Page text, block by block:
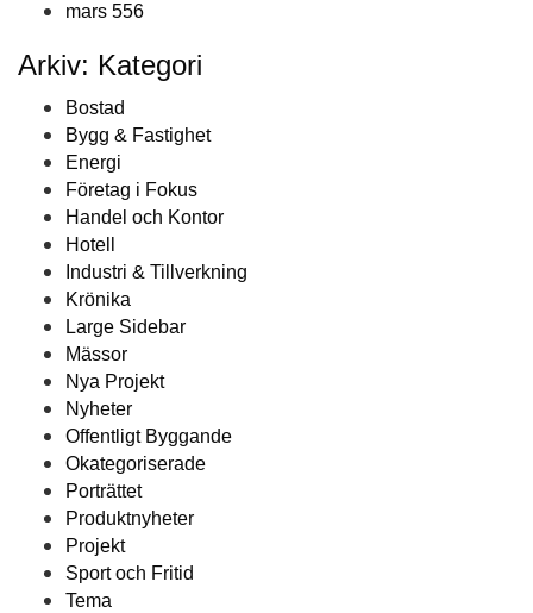
mars 556
Arkiv: Kategori
Bostad
Bygg & Fastighet
Energi
Företag i Fokus
Handel och Kontor
Hotell
Industri & Tillverkning
Krönika
Large Sidebar
Mässor
Nya Projekt
Nyheter
Offentligt Byggande
Okategoriserade
Porträttet
Produktnyheter
Projekt
Sport och Fritid
Tema